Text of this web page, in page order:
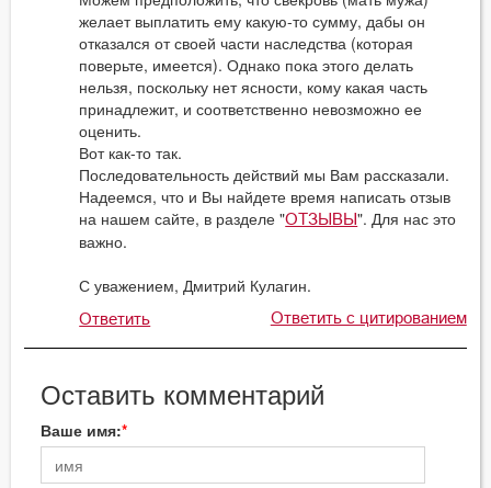
желает выплатить ему какую-то сумму, дабы он
отказался от своей части наследства (которая
поверьте, имеется). Однако пока этого делать
нельзя, поскольку нет ясности, кому какая часть
принадлежит, и соответственно невозможно ее
оценить.
Вот как-то так.
Последовательность действий мы Вам рассказали.
Надеемся, что и Вы найдете время написать отзыв
на нашем сайте, в разделе "ОТЗЫВЫ". Для нас это
важно.
С уважением, Дмитрий Кулагин.
Ответить Ответить с цитированием
Оставить комментарий
Ваше имя: